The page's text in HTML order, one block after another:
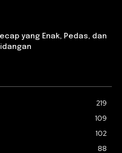
yang Enak, Pedas, dan
219
109
102
88